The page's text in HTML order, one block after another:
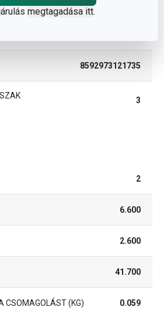
megtagadása itt.
8592973121735
3
2
6.600
2.600
41.700
CSOMAGOLÁST (KG) 0.059